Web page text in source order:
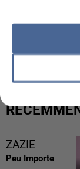
L’UN DES
MAFIA
ZAZIE
Peu Importe